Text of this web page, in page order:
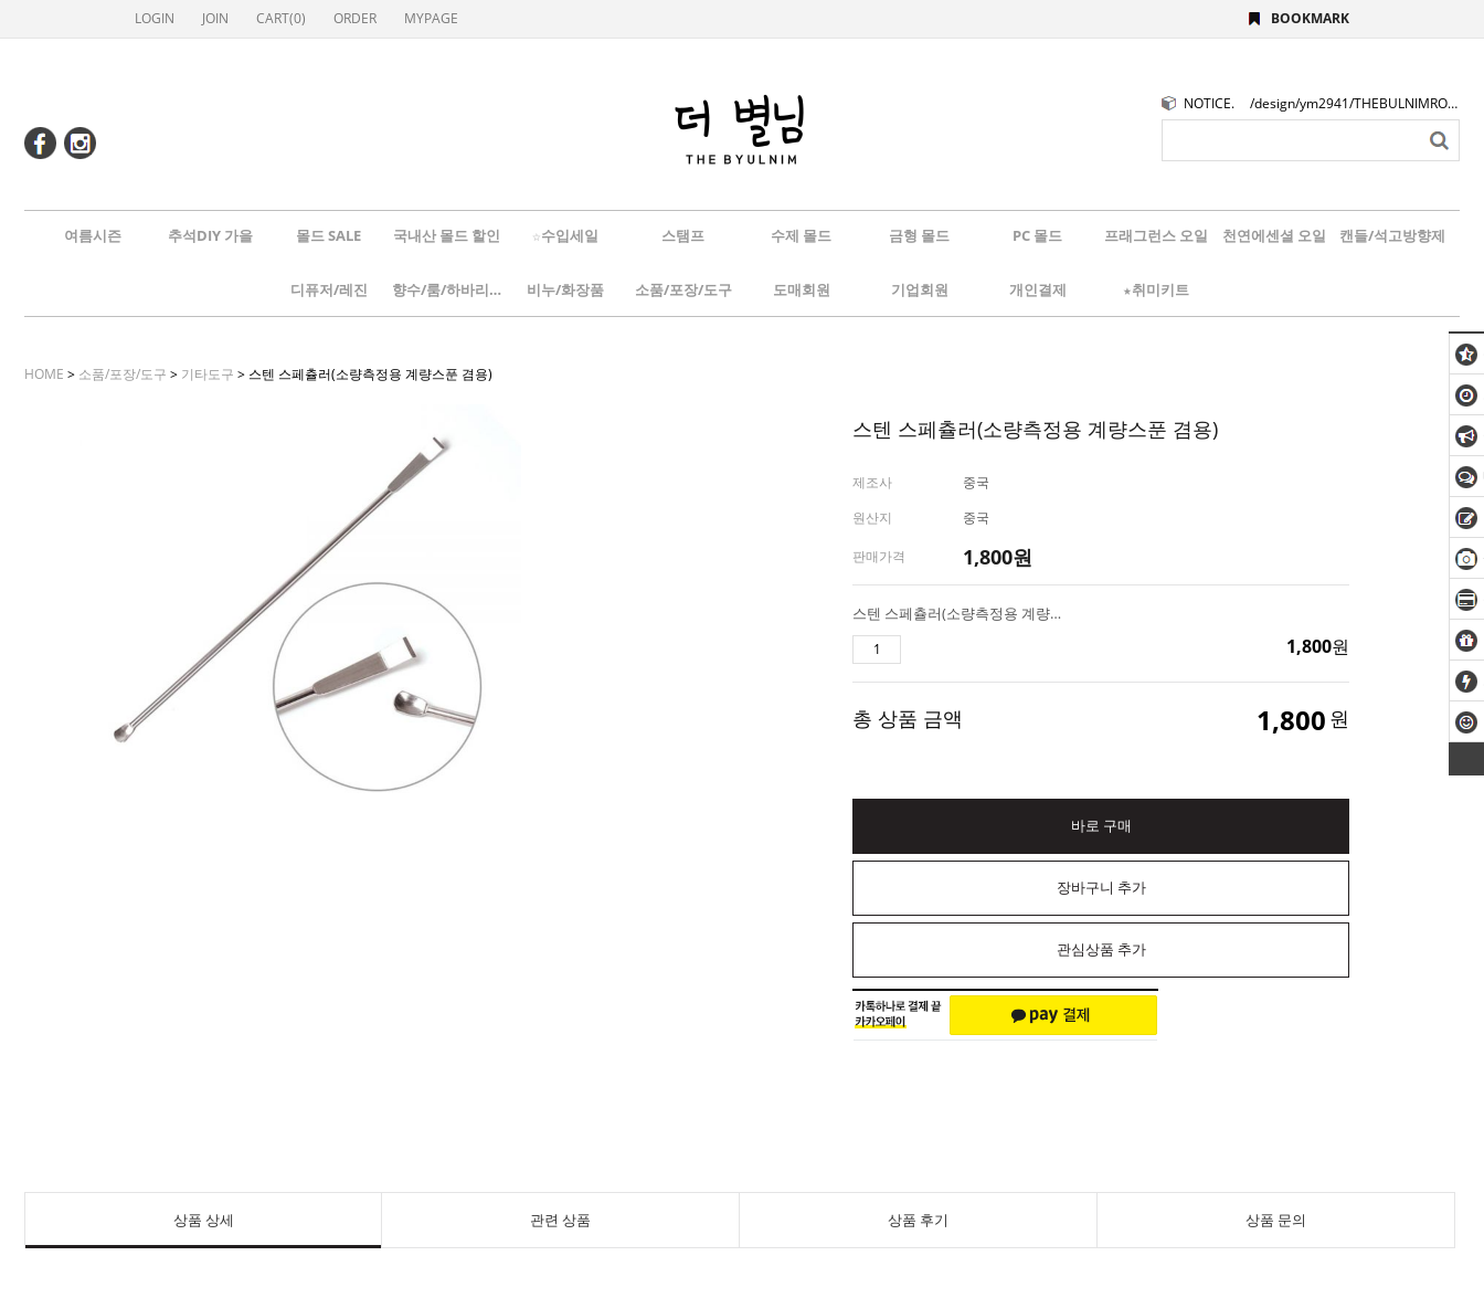
LOGIN JOIN CART(0) ORDER MYPAGE BOOKMARK
NOTICE. /design/ym2941/THEBULNIMROGO.png
여름시즌 추석DIY 가을 몰드 SALE 국내산 몰드 할인 ☆수입세일 스탬프 수제 몰드 금형 몰드 PC 몰드 프래그런스 오일 천연에센셜 오일 캔들/석고방향제
디퓨저/레진 향수/룸/하바리움 비누/화장품 소품/포장/도구 도매회원 기업회원 개인결제 ★취미키트
HOME > 소품/포장/도구 > 기타도구 > 스텐 스페츌러(소량측정용 계량스푼 겸용)
스텐 스페츌러(소량측정용 계량스푼 겸용)
제조사
중국
원산지
중국
판매가격 1,800원
스텐 스페츌러(소량측정용 계량스푼 겸용)
1,800원
총 상품 금액 1,800 원
바로 구매
장바구니 추가
관심상품 추가
상품 상세 관련 상품 상품 후기 상품 문의